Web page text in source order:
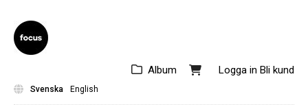
Logga in Bli kund
Album
Svenska English